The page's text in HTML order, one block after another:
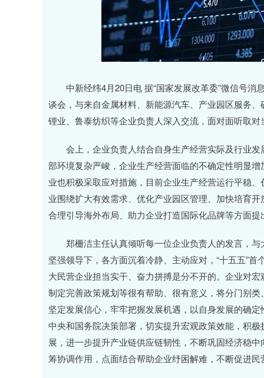
中新经纬4月20日电 据“国家发展改革委”微信号消
谈会，与来自金属材料、新能源汽车、产业园区服务
锂业、鲁泰纺织等企业负责人深入交流，面对面听取
会上，企业负责人结合自身生产经营实际及行业发
部环境复杂严峻，企业生产经营面临的不确定性明显
业也积极采取应对措施，目前企业生产经营运行平稳
业围绕扩大有效需求、优化产业园区管理、加快培育
合理引导海外布局、助力企业打造国际化品牌等方面
郑栅洁主任认真倾听每一位企业负责人的发言，与
坚强领导下，各方面沉着冷静、主动应对，“十五五”
大民营企业担当实干、奋力拼搏是分不开的。企业对
制定完善政策规划等很有帮助、很有意义，将分门别
坚定发展信心，牢牢把握发展机遇，以自身发展的确
中央和国务院决策部署，切实提升宏观政策效能，积
展，进一步提升产业链供应链韧性，不断巩固经济稳
筹协调作用，点面结合帮助企业纾困解难，不断促进